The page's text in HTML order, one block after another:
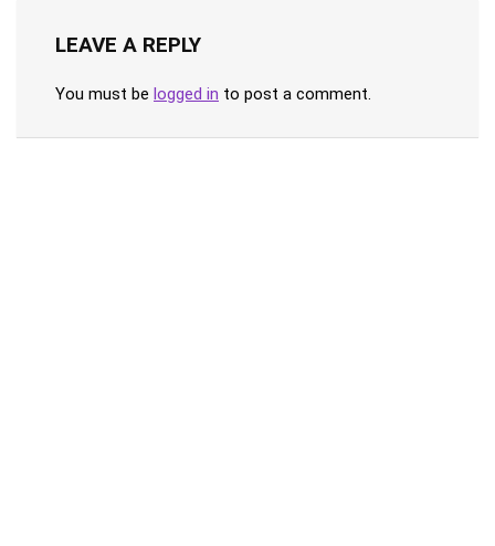
LEAVE A REPLY
You must be logged in to post a comment.